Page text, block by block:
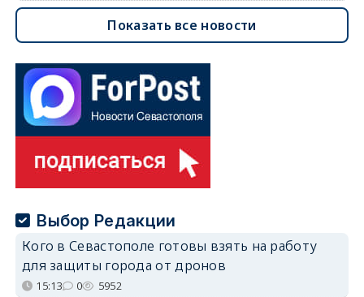
Показать все новости
Выбор Редакции
Кого в Севастополе готовы взять на работу
для защиты города от дронов
15:13 0 5952